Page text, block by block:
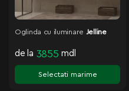
Oglinda cu iluminare Jelline
de la 3855 mdl
Selectati marime